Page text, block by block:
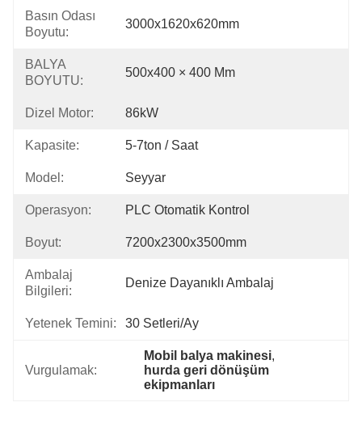
Basın Odası
Boyutu:
3000x1620x620mm
BALYA
BOYUTU:
500x400 × 400 Mm
Dizel Motor: 86kW
Kapasite: 5-7ton / Saat
Model: Seyyar
Operasyon: PLC Otomatik Kontrol
Boyut: 7200x2300x3500mm
Ambalaj
Bilgileri:
Denize Dayanıklı Ambalaj
Yetenek Temini: 30 Setleri/ay
Vurgulamak:
Mobil balya makinesi,
hurda geri dönüşüm
ekipmanları